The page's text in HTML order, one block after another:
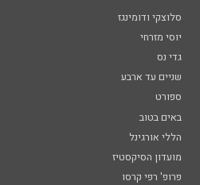
סלוצקי ודומינגז
יוסי מזרחי
גדי נס
שניים עד ארבע
ספורט
באים בטוב
הללי אורגינל
מועדון הסיקסטיז
פרופ' רפי קרסו